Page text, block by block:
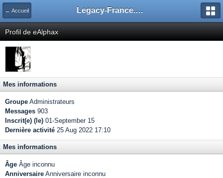
← Accueil Legacy-France.org - Forum
Profil de eAlphax
Mes informations
Groupe Administrateurs
Messages 903
Inscrit(e) (le) 01-September 15
Dernière activité 25 Aug 2022 17:10
Mes informations
Âge Âge inconnu
Anniversaire Anniversaire inconnu